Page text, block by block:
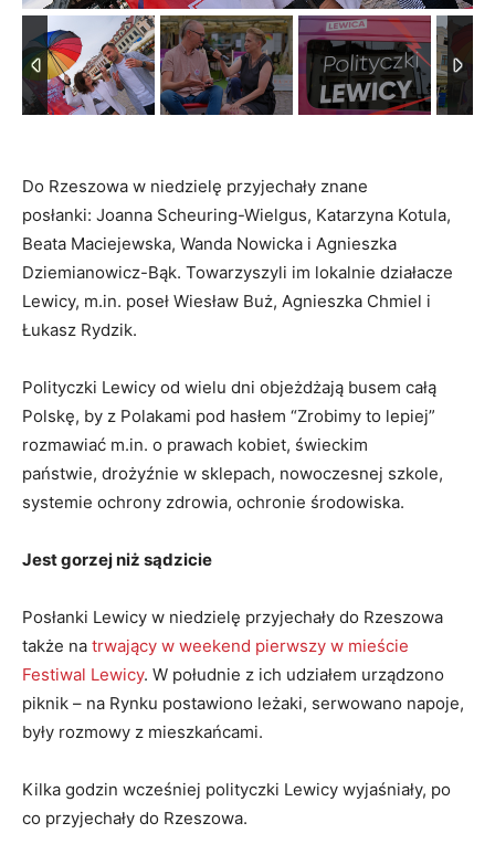
Do Rzeszowa w niedzielę przyjechały znane
posłanki: Joanna Scheuring-Wielgus, Katarzyna Kotula,
Beata Maciejewska, Wanda Nowicka i Agnieszka
Dziemianowicz-Bąk. Towarzyszyli im lokalnie działacze
Lewicy, m.in. poseł Wiesław Buż, Agnieszka Chmiel i
Łukasz Rydzik.
Polityczki Lewicy od wielu dni objeżdżają busem całą
Polskę, by z Polakami pod hasłem “Zrobimy to lepiej”
rozmawiać m.in. o prawach kobiet, świeckim
państwie, drożyźnie w sklepach, nowoczesnej szkole,
systemie ochrony zdrowia, ochronie środowiska.
Jest gorzej niż sądzicie
Posłanki Lewicy w niedzielę przyjechały do Rzeszowa
także na trwający w weekend pierwszy w mieście
Festiwal Lewicy. W południe z ich udziałem urządzono
piknik – na Rynku postawiono leżaki, serwowano napoje,
były rozmowy z mieszkańcami.
Kilka godzin wcześniej polityczki Lewicy wyjaśniały, po
co przyjechały do Rzeszowa.